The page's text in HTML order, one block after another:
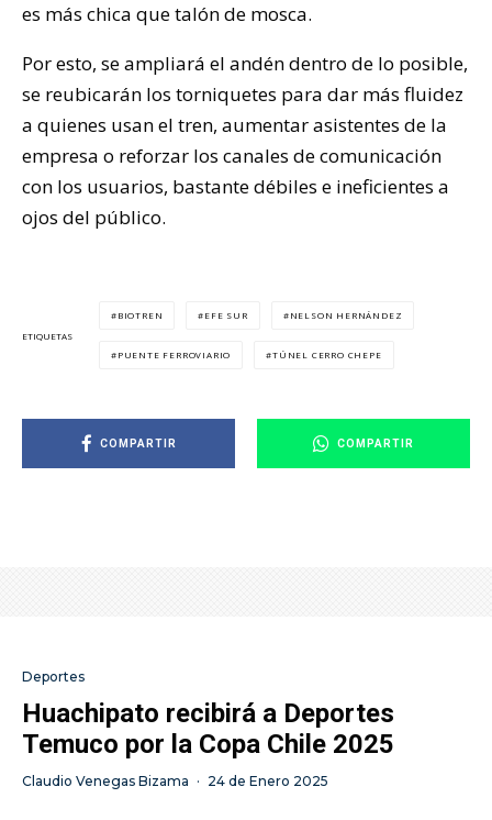
es más chica que talón de mosca.
Por esto, se ampliará el andén dentro de lo posible,
se reubicarán los torniquetes para dar más fluidez
a quienes usan el tren, aumentar asistentes de la
empresa o reforzar los canales de comunicación
con los usuarios, bastante débiles e ineficientes a
ojos del público.
ETIQUETAS
BIOTREN EFE SUR NELSON HERNÁNDEZ
PUENTE FERROVIARIO TÚNEL CERRO CHEPE
COMPARTIR COMPARTIR
Deportes
Huachipato recibirá a Deportes
Temuco por la Copa Chile 2025
Claudio Venegas Bizama · 24 de Enero 2025